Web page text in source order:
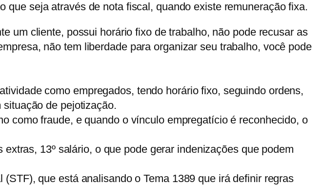
seja através de nota fiscal, quando existe remuneração fixa.
um cliente, possui horário fixo de trabalho, não pode recusar as
não tem liberdade para organizar seu trabalho, você pode
como empregados, tendo horário fixo, seguindo ordens,
de pejotização.
como fraude, e quando o vínculo empregatício é reconhecido, o
13º salário, o que pode gerar indenizações que podem
que está analisando o Tema 1389 que irá definir regras